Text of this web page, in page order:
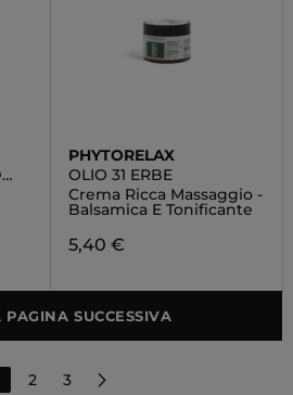
PHYTORELAX
OLIO 31 ERBE
Crema Ricca Massaggio -
Balsamica E Tonificante
5,40 €
SUCCESSIVA
2 3